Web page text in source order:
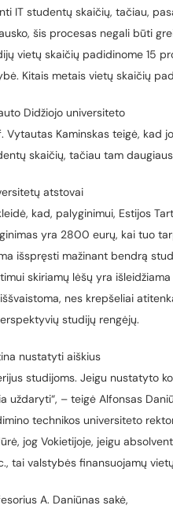
IT studentų skaičių, tačiau,
šis procesas negali būti
vietų skaičių padidinome 15
Kitais metais vietų skaičių
Didžiojo universiteto
Vytautas Kaminskas teigė, kad
skaičių, tačiau tam
atstovai
kad, palyginimui, Estijos
yra 2800 eurų, kai tuo
išspręsti mažinant bendrą
skiriamų lėšų yra
nes krepšeliai
studijų rengėjų.
nustatyti aiškius
studijoms. Jeigu nustatyto
uždaryti“, – teigė Alfonsas
technikos universiteto
jog Vokietijoje, jeigu
tai valstybės finansuojamų
A. Daniūnas sakė,